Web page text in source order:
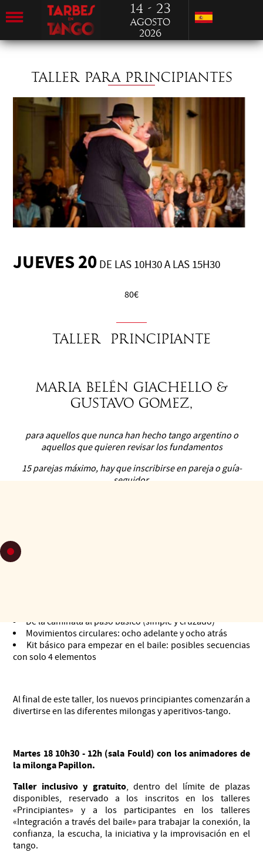
14 - 23
Agosto
2026
TALLER PARA PRINCIPIANTES
JUEVES 20 DE LAS 10H30 A LAS 15H30
80€
TALLER PRINCIPIANTE
Maria Belén Giachello &
Gustavo Gomez,
para aquellos que nunca han hecho tango argentino o
aquellos que quieren revisar los fundamentos
15 parejas máximo, hay que inscribirse en pareja o guía-
seguidor.
Maria Belén and Gustavo, maestros reconocidos
internacionalmente, forman a los principiantes.
De la caminata al paso básico (simple y cruzado)
Movimientos circulares: ocho adelante y ocho atrás
Kit básico para empezar en el baile: posibles secuencias
con solo 4 elementos
Al final de este taller, los nuevos principiantes comenzarán a
divertirse en las diferentes milongas y aperitivos-tango.
Martes 18 10h30 - 12h (sala Fould) con los animadores de
la milonga Papillon.
Taller inclusivo y gratuito, dentro del límite de plazas
disponibles, reservado a los inscritos en los talleres
«Principiantes» y a los participantes en los talleres
«Integración a través del baile» para trabajar la conexión, la
confianza, la escucha, la iniciativa y la improvisación en el
tango.